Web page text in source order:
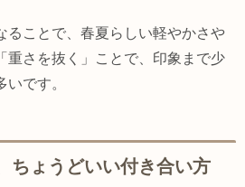
ることで、春夏らしい軽やかさや
重さを抜く」ことで、印象まで少
です。
ちょうどいい付き合い方